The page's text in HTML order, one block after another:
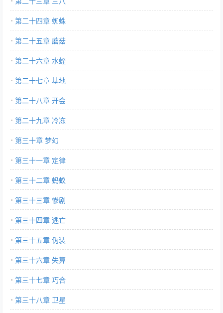
第二十四章 蜘蛛
第二十五章 蘑菇
第二十六章 水蛭
第二十七章 基地
第二十八章 开会
第二十九章 冷冻
第三十章 梦幻
第三十一章 定律
第三十二章 蚂蚁
第三十三章 惨剧
第三十四章 逃亡
第三十五章 伪装
第三十六章 失算
第三十七章 巧合
第三十八章 卫星